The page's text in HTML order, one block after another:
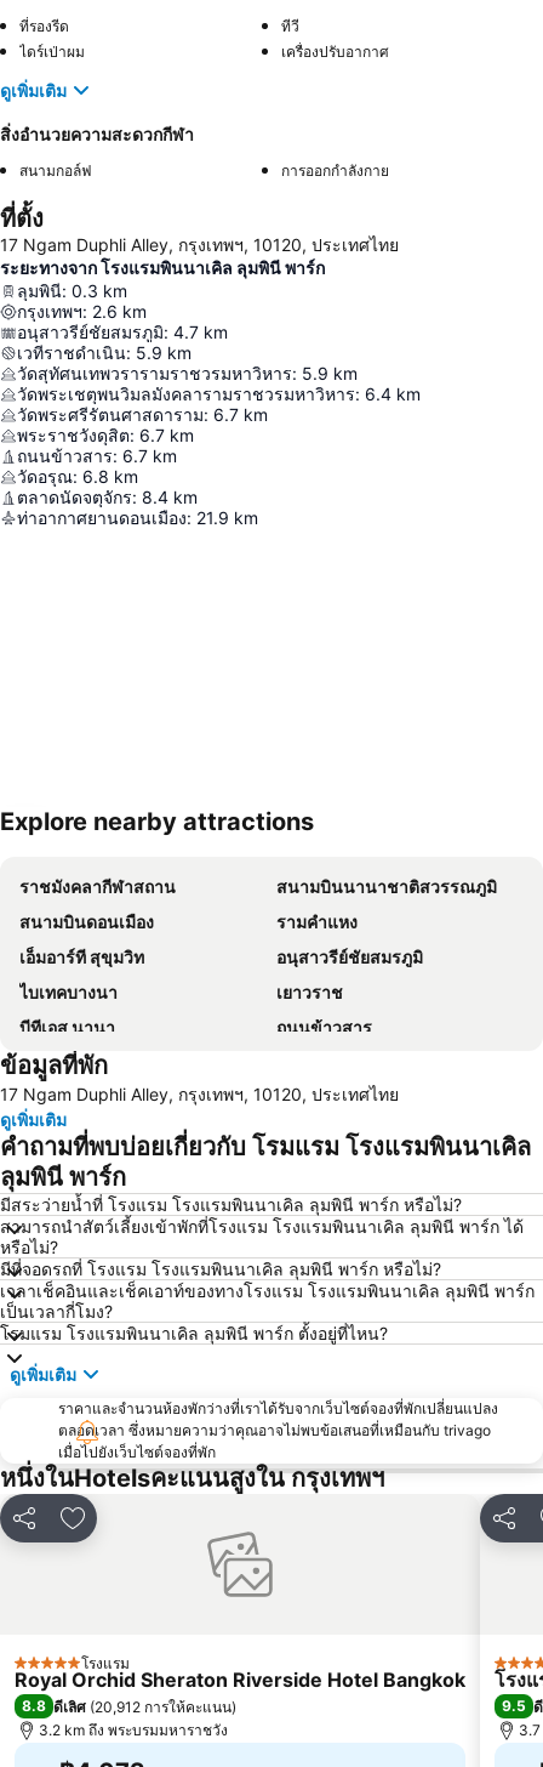
ที่รองรีด
ทีวี
ไดร์เป่าผม
เครื่องปรับอากาศ
ดูเพิ่มเติม
สิ่งอำนวยความสะดวกกีฬา
สนามกอล์ฟ การออกกำลังกาย
ที่ตั้ง
17 Ngam Duphli Alley, กรุงเทพฯ, 10120, ประเทศไทย
ระยะทางจาก โรงแรมพินนาเคิล ลุมพินี พาร์ก
ลุมพินี: 0.3 km
กรุงเทพฯ: 2.6 km
อนุสาวรีย์ชัยสมรภูมิ: 4.7 km
เวทีราชดำเนิน: 5.9 km
วัดสุทัศนเทพวรารามราชวรมหาวิหาร: 5.9 km
วัดพระเชตุพนวิมลมังคลารามราชวรมหาวิหาร: 6.4 km
วัดพระศรีรัตนศาสดาราม: 6.7 km
พระราชวังดุสิต: 6.7 km
ถนนข้าวสาร: 6.7 km
วัดอรุณ: 6.8 km
ตลาดนัดจตุจักร: 8.4 km
ท่าอากาศยานดอนเมือง: 21.9 km
Explore nearby attractions
ราชมังคลากีฬาสถาน
สนามบินนานาชาติสวรรณภูมิ
สนามบินดอนเมือง
รามคำแหง
เอ็มอาร์ที สุขุมวิท
อนุสาวรีย์ชัยสมรภูมิ
ไบเทคบางนา
เยาวราช
บีทีเอส นานา
ถนนข้าวสาร
Suphachalasai Stadium
ล่องเรือแม่น้ำเจ้าพระยา และวัดอรุณ
สยามพารากอน
สยามสแควร์
มาบุญครอง
วัดอรุณ
สถานีรถไฟหัวลำโพง
บีทีเอส พร้อมพงษ์
บีทีเอส หมอชิต
บีทีเอส อารีย์
บีทีเอส พญาไท
เดอะมอลล์บางกะปิ
พระราชวังสวนดุสิต
Lumphini-Park
บีทีเอส ศาลาแดง
เทอร์มินอล 21
บีทีเอส อ่อนนุช
บีทีเอส ราชเทวี
บีทีเอส เพลินจิต
สนามหลวง
MRT พระราม 9
วัดพระแก้ว
บีทีเอส สะพานตากสิน
บีทีเอส อนุสาวรีย์ชัยสมรภูมิ
บีทีเอส บางนา
ข้อมูลที่พัก
17 Ngam Duphli Alley, กรุงเทพฯ, 10120, ประเทศไทย
ดูเพิ่มเติม
คำถามที่พบบ่อยเกี่ยวกับ โรมแรม โรงแรมพินนาเคิล
ลุมพินี พาร์ก
มีสระว่ายน้ำที่ โรงแรม โรงแรมพินนาเคิล ลุมพินี พาร์ก หรือไม่?
สามารถนำสัตว์เลี้ยงเข้าพักที่โรงแรม โรงแรมพินนาเคิล ลุมพินี พาร์ก ได้
หรือไม่?
มีที่จอดรถที่ โรงแรม โรงแรมพินนาเคิล ลุมพินี พาร์ก หรือไม่?
เวลาเช็คอินและเช็คเอาท์ของทางโรงแรม โรงแรมพินนาเคิล ลุมพินี พาร์ก
เป็นเวลากี่โมง?
โรมแรม โรงแรมพินนาเคิล ลุมพินี พาร์ก ตั้งอยู่ที่ไหน?
ดูเพิ่มเติม
ราคาและจำนวนห้องพักว่างที่เราได้รับจากเว็บไซต์จองที่พักเปลี่ยนแปลง
ตลอดเวลา ซึ่งหมายความว่าคุณอาจไม่พบข้อเสนอที่เหมือนกับ trivago
เมื่อไปยังเว็บไซต์จองที่พัก
หนึ่งในHotelsคะแนนสูงใน กรุงเทพฯ
แชร์ เพิ่มในรายการโปรด
5 ดาว โรงแรม
Royal Orchid Sheraton Riverside Hotel Bangkok
8.8 ดีเลิศ (20,912 การให้คะแนน)
3.2 km ถึง พระบรมมหาราชวัง
แชร์
5 ดาว
โรง
9.5